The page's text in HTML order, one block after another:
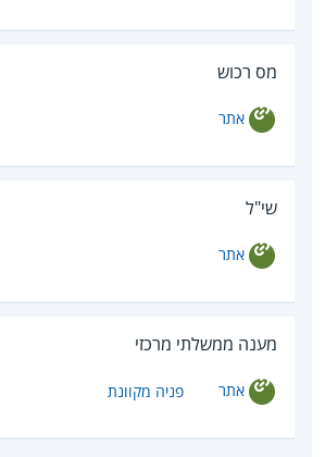
מס רכוש
אתר
שי"ל
אתר
מענה ממשלתי מרכזי
אתר פניה מקוונת